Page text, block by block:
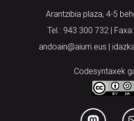
Arantzibia plaza, 4-5
Tel.: 943 300 732 |
andoain@aiurri.eus |
Codesyntaxek